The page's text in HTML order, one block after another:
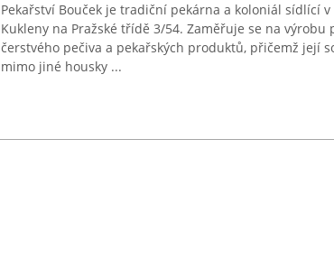
Pekařství Bouček je tradiční pekárna a koloniál sídlící
Kukleny na Pražské třídě 3/54. Zaměřuje se na
čerstvého pečiva a pekařských produktů, přičemž její
mimo jiné housky ...